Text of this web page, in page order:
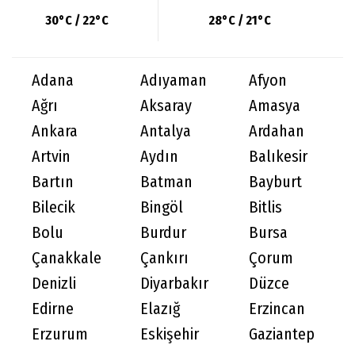
30°C / 22°C 28°C / 21°C
Adana Adıyaman
Afyon
Ağrı
Aksaray
Amasya
Ankara
Antalya
Ardahan
Artvin
Aydın
Balıkesir
Bartın
Batman
Bayburt
Bilecik
Bingöl
Bitlis
Bolu
Burdur
Bursa
Çanakkale
Çankırı
Çorum
Denizli
Diyarbakır
Düzce
Edirne
Elazığ
Erzincan
Erzurum
Eskişehir
Gaziantep